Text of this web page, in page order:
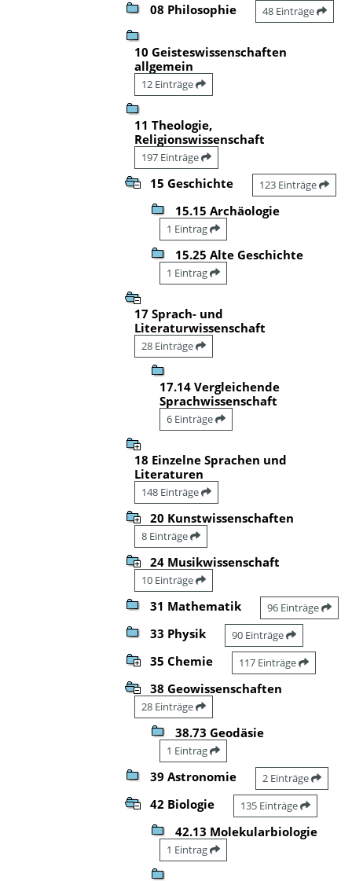
08 Philosophie 48 Einträge
10 Geisteswissenschaften
allgemein
12 Einträge
11 Theologie,
Religionswissenschaft
197 Einträge
15 Geschichte 123 Einträge
15.15 Archäologie
1 Eintrag
15.25 Alte Geschichte
1 Eintrag
17 Sprach- und
Literaturwissenschaft
28 Einträge
17.14 Vergleichende
Sprachwissenschaft
6 Einträge
18 Einzelne Sprachen und
Literaturen
148 Einträge
20 Kunstwissenschaften
8 Einträge
24 Musikwissenschaft
10 Einträge
31 Mathematik 96 Einträge
33 Physik 90 Einträge
35 Chemie 117 Einträge
38 Geowissenschaften
28 Einträge
38.73 Geodäsie
1 Eintrag
39 Astronomie 2 Einträge
42 Biologie 135 Einträge
42.13 Molekularbiologie
1 Eintrag